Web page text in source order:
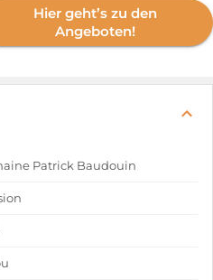
Hier geht’s zu den
Angeboten!
Patrick Baudouin